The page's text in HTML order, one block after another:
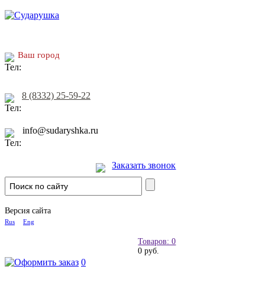
Ваш город
8 (8332) 25-59-22
info@sudaryshka.ru
Заказать звонок
Версия сайта
Rus Eng
Товаров: 0
0 руб.
0